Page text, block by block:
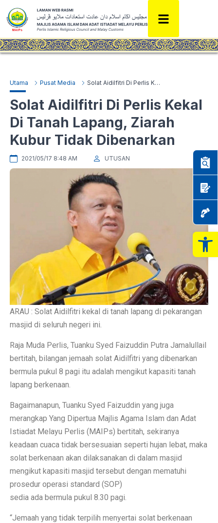
Utama Pusat Media Solat Aidilfitri Di Perlis Kekal Di Tanah Lapang, Ziarah Kubur Tidak Dibenarkan
Solat Aidilfitri Di Perlis Kekal
Di Tanah Lapang, Ziarah
Kubur Tidak Dibenarkan
2021/05/17 8:48 AM UTUSAN
ARAU : Solat Aidilfitri kekal di tanah lapang di pekarangan
masjid di seluruh negeri ini.
Raja Muda Perlis, Tuanku Syed Faizuddin Putra Jamalullail
bertitah, bilangan jemaah solat Aidilfitri yang dibenarkan
bermula pukul 8 pagi itu adalah mengikut kapasiti tanah
lapang berkenaan.
Bagaimanapun, Tuanku Syed Faizuddin yang juga
merangkap Yang Dipertua Majlis Agama Islam dan Adat
Istiadat Melayu Perlis (MAIPs) bertitah, sekiranya
keadaan cuaca tidak bersesuaian seperti hujan lebat, maka
solat berkenaan akan dilaksanakan di dalam masjid
mengikut kapasiti masjid tersebut dengan mematuhi
prosedur operasi standard (SOP)
sedia ada bermula pukul 8.30 pagi.
“Jemaah yang tidak terpilih menyertai solat berkenaan